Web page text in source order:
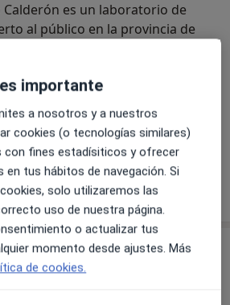
es un laboratorio de
al público en la provincia de
Calderón ha desarrollado
diagnóstico específicas para las
en toda España y algunos países
a través de colaboraciones con
públicas como privadas. A una
pruebas también se puede
a través de la Tienda online
Ver más
importante
a nosotros y a nuestros
cookies (o tecnologías similares)
con fines estadísiticos y ofrecer
en tus hábitos de navegación. Si
solo utilizaremos las
uso de nuestra página.
o actualizar tus
momento desde ajustes. Más
de cookies.